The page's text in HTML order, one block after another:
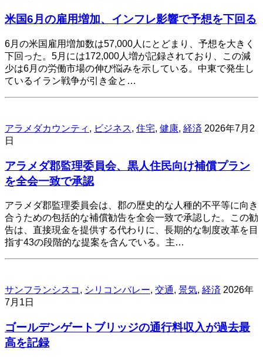
米国6月の雇用増加、インフレ影響で予想を下回る
6月の米国雇用増加数は57,000人にとどまり、予想を大きく
下回った。5月には172,000人増が記録されており、この減
少は6月の労働市場の伸び悩みを示している。中東で発生し
ているイラン戦争が引き金と…
アラメダカウンティ , ビジネス, 住宅, 健康, 経済 2026年7月2
日
アラメダ郡監理委員会、黒人住民向け補償プラン
を全会一致で承認
アラメダ郡監理委員会は、郡の歴史的な人種的不平等に向き
合うための包括的な補償勧告を全会一致で承認した。この勧
告は、直接現金を提供する代わりに、長期的な制度改革を目
指す43の段階的な提案を含んでいる。主…
サンフランシスコ , シリコンバレー, 交通, 景気, 経済 2026年
7月1日
ゴールデンゲートブリッジの通行料収入が過去最
高を記録